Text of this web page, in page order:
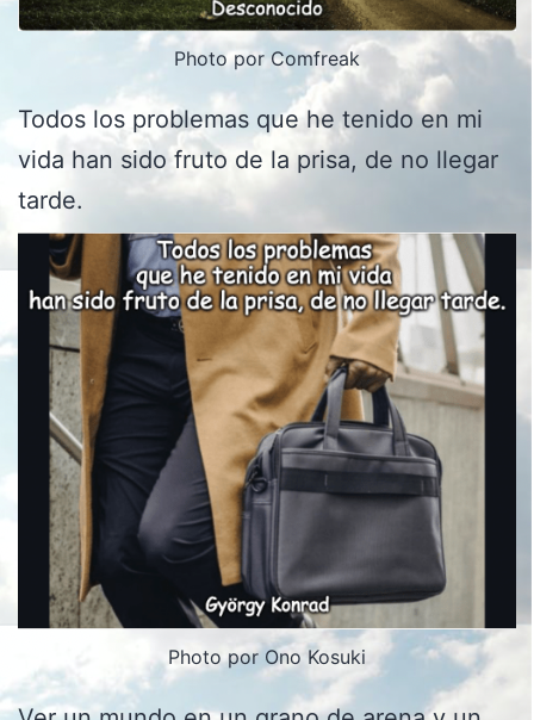
Photo por Comfreak
Todos los problemas que he tenido en mi
vida han sido fruto de la prisa, de no llegar
tarde.
Photo por Ono Kosuki